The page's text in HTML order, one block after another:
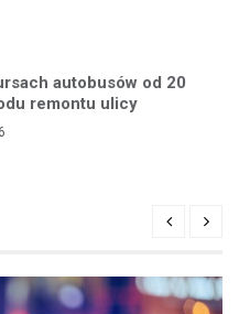
autobusów od 20
remontu ulicy